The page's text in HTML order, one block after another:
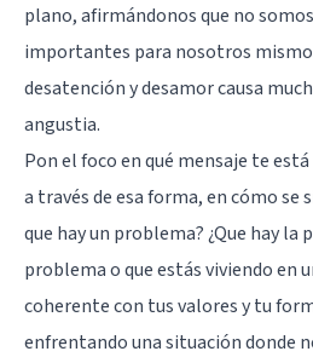
plano, afirmándonos que no
importantes para nosotros
desatención y desamor causa
angustia.
Pon el foco en qué mensaje te
a través de esa forma, en cómo se
que hay un problema? ¿Que hay la
problema o que estás viviendo en
coherente con tus valores y tu
enfrentando una situación donde